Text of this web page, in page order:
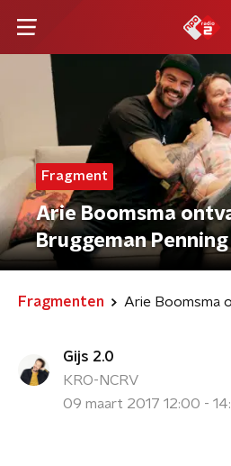
Fragment
Arie Boomsma
Bruggeman Penning
Fragmenten
Gijs 2.0
KRO-NCRV
09 maart 2017 12:00 -